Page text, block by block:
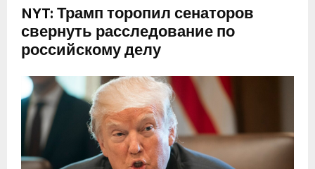
NYT: Трамп торопил сенаторов
свернуть расследование по
российскому делу